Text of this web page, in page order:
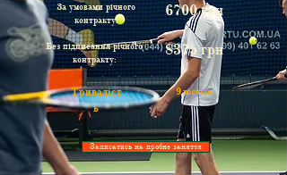
6700 грн
Триваліст
ь
9 місяців
8375 грн
Без підписання річного
контракту:
За умовами річного
контракту:
Записатись на пробне заняття